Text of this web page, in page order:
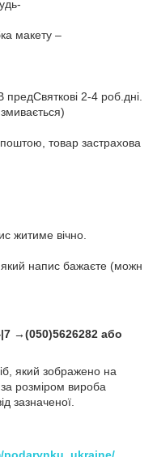
макету –
2-4 роб.дні.
товар застрахова
житиме вічно.
напис бажаєте (можн
→(050)5626282 або
який зображено на
розміром вироба
зазначеної.
podarynku_ukraine/